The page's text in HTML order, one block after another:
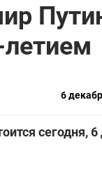
6
сегодня, 6